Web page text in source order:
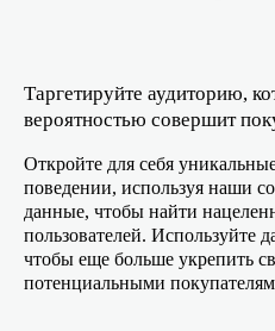
Таргетируйте аудиторию,
вероятностью совершит
Откройте для себя
поведении, используя наши
данные, чтобы найти
пользователей. Используйте
чтобы еще больше укрепить
потенциальными